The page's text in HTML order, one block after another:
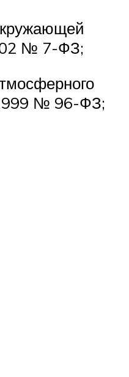
№ 7-ФЗ;
№ 96-ФЗ;